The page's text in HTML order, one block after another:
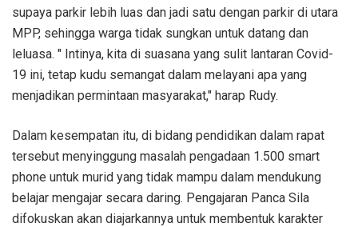
supaya parkir lebih luas dan jadi satu dengan parkir di utara
MPP, sehingga warga tidak sungkan untuk datang dan
leluasa. " Intinya, kita di suasana yang sulit lantaran Covid-
19 ini, tetap kudu semangat dalam melayani apa yang
menjadikan permintaan masyarakat," harap Rudy.
Dalam kesempatan itu, di bidang pendidikan dalam rapat
tersebut menyinggung masalah pengadaan 1.500 smart
phone untuk murid yang tidak mampu dalam mendukung
belajar mengajar secara daring. Pengajaran Panca Sila
difokuskan akan diajarkannya untuk membentuk karakter